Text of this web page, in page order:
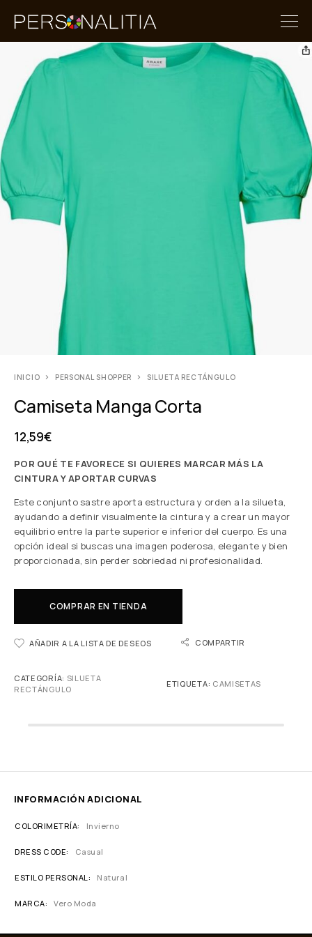
INICIO PERSONAL SHOPPER SILUETA RECTÁNGULO
Camiseta Manga Corta
12,59€
POR QUÉ TE FAVORECE SI QUIERES MARCAR MÁS LA
CINTURA Y APORTAR CURVAS
Este conjunto sastre aporta estructura y orden a la silueta,
ayudando a definir visualmente la cintura y a crear un mayor
equilibrio entre la parte superior e inferior del cuerpo. Es una
opción ideal si buscas una imagen poderosa, elegante y bien
proporcionada, sin perder sobriedad ni profesionalidad.
COMPRAR EN TIENDA
AÑADIR A LA LISTA DE DESEOS COMPARTIR
CATEGORÍA: SILUETA
RECTÁNGULO
ETIQUETA: CAMISETAS
INFORMACIÓN ADICIONAL
COLORIMETRÍA Invierno
DRESS CODE Casual
ESTILO PERSONAL Natural
MARCA Vero Moda